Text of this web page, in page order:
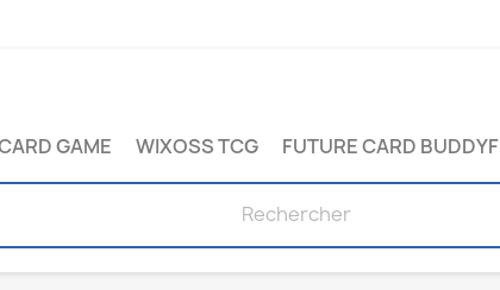
GAME WIXOSS TCG FUTURE CARD